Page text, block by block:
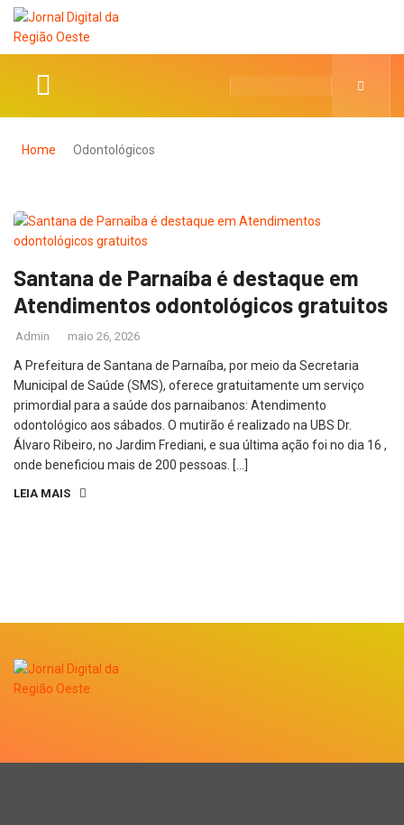
Home Odontológicos
Santana de Parnaíba é destaque em
Atendimentos odontológicos gratuitos
Admin maio 26, 2026
A Prefeitura de Santana de Parnaíba, por meio da Secretaria
Municipal de Saúde (SMS), oferece gratuitamente um serviço
primordial para a saúde dos parnaibanos: Atendimento
odontológico aos sábados. O mutirão é realizado na UBS Dr.
Álvaro Ribeiro, no Jardim Frediani, e sua última ação foi no dia 16 ,
onde beneficiou mais de 200 pessoas. […]
LEIA MAIS